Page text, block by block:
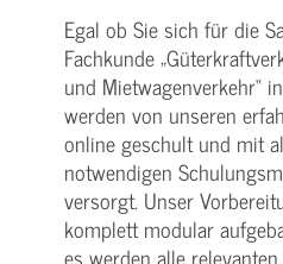
Egal ob Sie sich für die
Fachkunde
und Mietwagenverkehr“
werden von unseren
online geschult und mit
notwendigen
versorgt. Unser
komplett modular